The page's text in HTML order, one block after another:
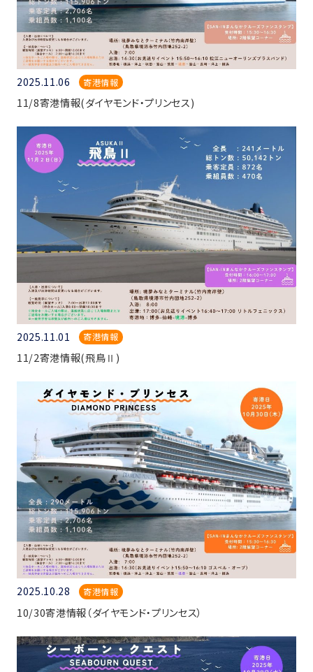
2025.11.06 寄港情報
11/8寄港情報(ダイヤモンド・プリンセス)
2025.11.01 寄港情報
11/2寄港情報(飛鳥Ⅱ)
2025.10.28 寄港情報
10/30寄港情報（ダイヤモンド・プリンセス）